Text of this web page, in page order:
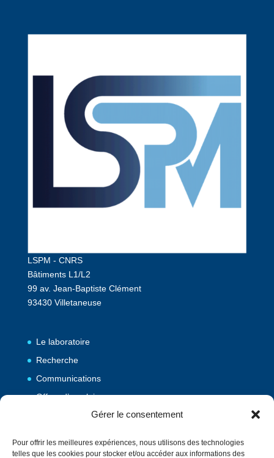
Gérer le consentement
Pour offrir les meilleures expériences, nous utilisons des technologies
telles que les cookies pour stocker et/ou accéder aux informations des
LSPM - CNRS
Bâtiments L1/L2
99 av. Jean-Baptiste Clément
93430 Villetaneuse
Le laboratoire
Recherche
Communications
Offres d’emploi
Publications